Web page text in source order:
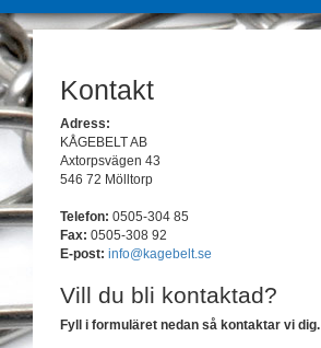
Kontakt
Adress:
KÅGEBELT AB
Axtorpsvägen 43
546 72 Mölltorp
Telefon: 0505-304 85
Fax: 0505-308 92
E-post: info@kagebelt.se
Vill du bli kontaktad?
Fyll i formuläret nedan så kontaktar vi dig.